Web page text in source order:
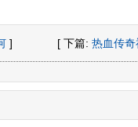
] [ 下篇: 热血传